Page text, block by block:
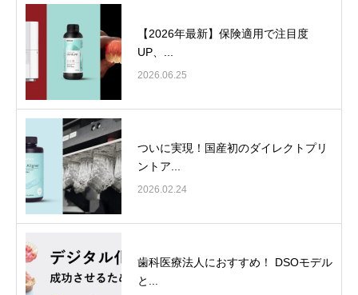
【2026年最新】保険適用で注目度
UP、...
2026.06.25
ついに実現！国産初のダイレクトプリ
ントア...
2026.02.24
歯科医療法人におすすめ！ DSOモデル
と...